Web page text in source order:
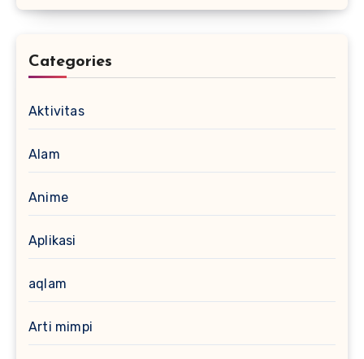
Categories
Aktivitas
Alam
Anime
Aplikasi
aqlam
Arti mimpi